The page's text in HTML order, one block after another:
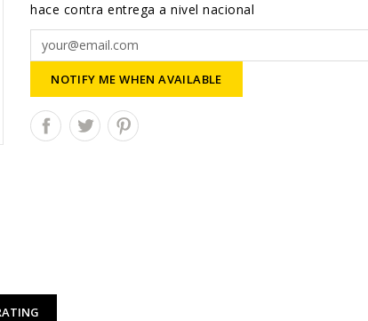
hace contra entrega a nivel nacional
NOTIFY ME WHEN AVAILABLE